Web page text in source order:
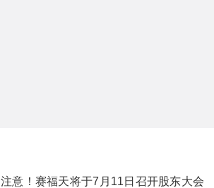
注意！赛福天将于7月11日召开股东大会